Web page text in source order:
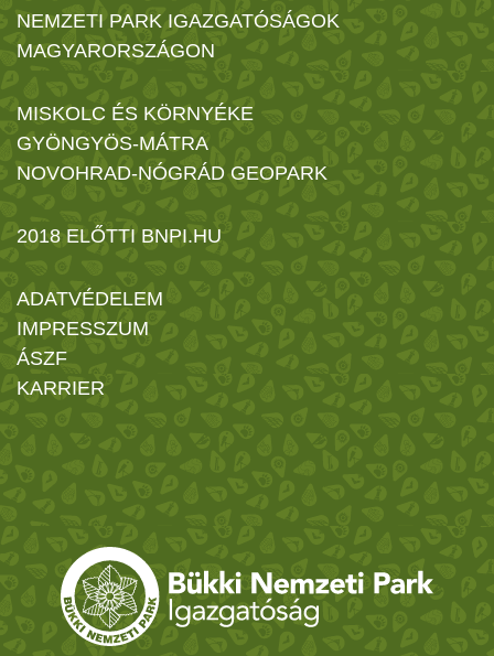
NEMZETI PARK IGAZGATÓSÁGOK
MAGYARORSZÁGON
MISKOLC ÉS KÖRNYÉKE
GYÖNGYÖS-MÁTRA
NOVOHRAD-NÓGRÁD GEOPARK
2018 ELŐTTI BNPI.HU
ADATVÉDELEM
IMPRESSZUM
ÁSZF
KARRIER